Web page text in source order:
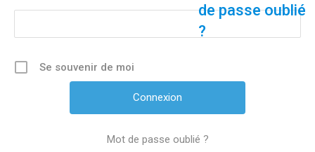
de passe oublié
?
Se souvenir de moi
Mot de passe oublié ?